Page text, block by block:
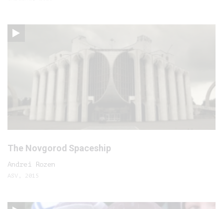
The Novgorod Spaceship
Andrei Rozen
ASV, 2015